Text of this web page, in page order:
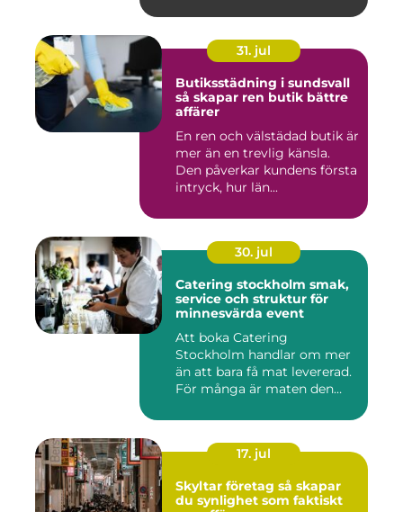
31. jul
Butiksstädning i sundsvall
så skapar ren butik bättre
affärer
En ren och välstädad butik är
mer än en trevlig känsla.
Den påverkar kundens första
intryck, hur län...
30. jul
Catering stockholm smak,
service och struktur för
minnesvärda event
Att boka Catering
Stockholm handlar om mer
än att bara få mat levererad.
För många är maten den
17. jul
Skyltar företag så skapar
du synlighet som faktiskt